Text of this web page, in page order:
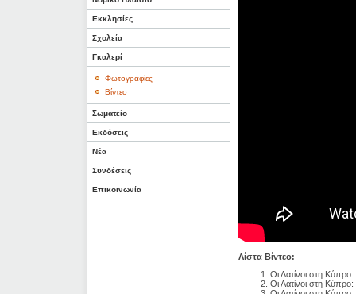
Εκκλησίες
Σχολεία
Γκαλερί
Φωτογραφίες
Βίντεο
Σωματείο
Εκδόσεις
Νέα
Συνδέσεις
Επικοινωνία
Λίστα Βίντεο:
Οι Λατίνοι στη
Οι Λατίνοι στη Κύπρο: